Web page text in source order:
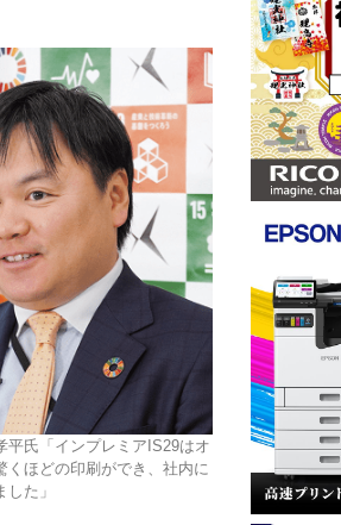
刷機・製本機特集 2022 見える化・MIS特集
氏「インプレミアIS29はオ
くほどの印刷ができ、社内に
た」